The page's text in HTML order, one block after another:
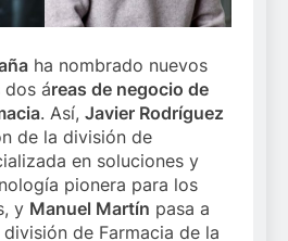
ha nombrado nuevos
dos áreas de negocio de
. Así, Javier Rodríguez
de la división de
en soluciones y
pionera para los
y Manuel Martín pasa a
de Farmacia de la